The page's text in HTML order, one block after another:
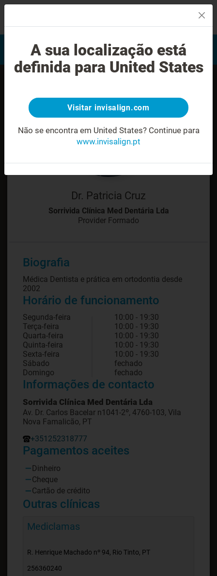
Avaliação do sorriso
Encontrar um Invisalign
provider
Dr. Patricia Cruz
Sorrivida Clínica Med Dentária Lda
Provider Formado
Biografia
Médica Dentista e prática em ortodontia desde
2002
Horário de funcionamento
Segunda-feira
10:00 - 19:30
Terça-feira
10:00 - 19:30
Quarta-feira
10:00 - 19:30
Quinta-feira
10:00 - 19:30
Sexta-feira
10:00 - 19:30
Sábado
fechado
Domingo
fechado
Informações de contacto
Sorrivida Clínica Med Dentária Lda
Av. Dr. Carlos Bacelar n1041-2º, 4760-103, Vila
Nova Famalicão, PT
+351252318777
Pagamentos aceites
Dinheiro
Cheque
Cartão de crédito
Outras clínicas
Mediclamas
R. Henrique Machado nº 94, Rio Tinto, PT
256360240
A sua localização está
definida para United States
Visitar invisalign.com
Não se encontra em United States? Continue para
www.invisalign.pt